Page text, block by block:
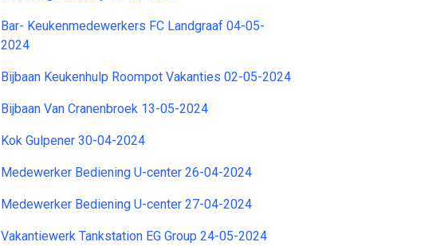
Bar- Keukenmedewerkers FC Landgraaf 04-05-
2024
Bijbaan Keukenhulp Roompot Vakanties 02-05-2024
Bijbaan Van Cranenbroek 13-05-2024
Kok Gulpener 30-04-2024
Medewerker Bediening U-center 26-04-2024
Medewerker Bediening U-center 27-04-2024
Vakantiewerk Tankstation EG Group 24-05-2024